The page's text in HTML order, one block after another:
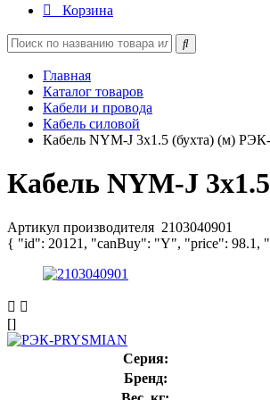
Корзина
Главная
Каталог товаров
Кабели и провода
Кабель силовой
Кабель NYM-J 3х1.5 (бухта) (м)
Кабель NYM-J
Артикул производителя 2103040901
{ "id": 20121, "canBuy": "Y", "price": 98.1,
[]
Серия:
Бренд: